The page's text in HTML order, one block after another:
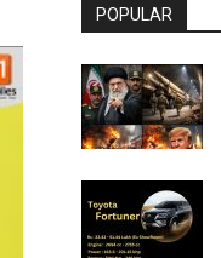
POPULAR